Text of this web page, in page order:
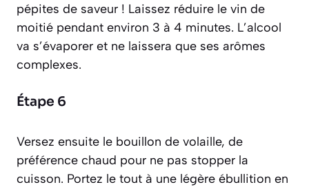
pépites de saveur ! Laissez réduire le vin de
moitié pendant environ 3 à 4 minutes. L’alcool
va s’évaporer et ne laissera que ses arômes
complexes.
Étape 6
Versez ensuite le bouillon de volaille, de
préférence chaud pour ne pas stopper la
cuisson. Portez le tout à une légère ébullition en